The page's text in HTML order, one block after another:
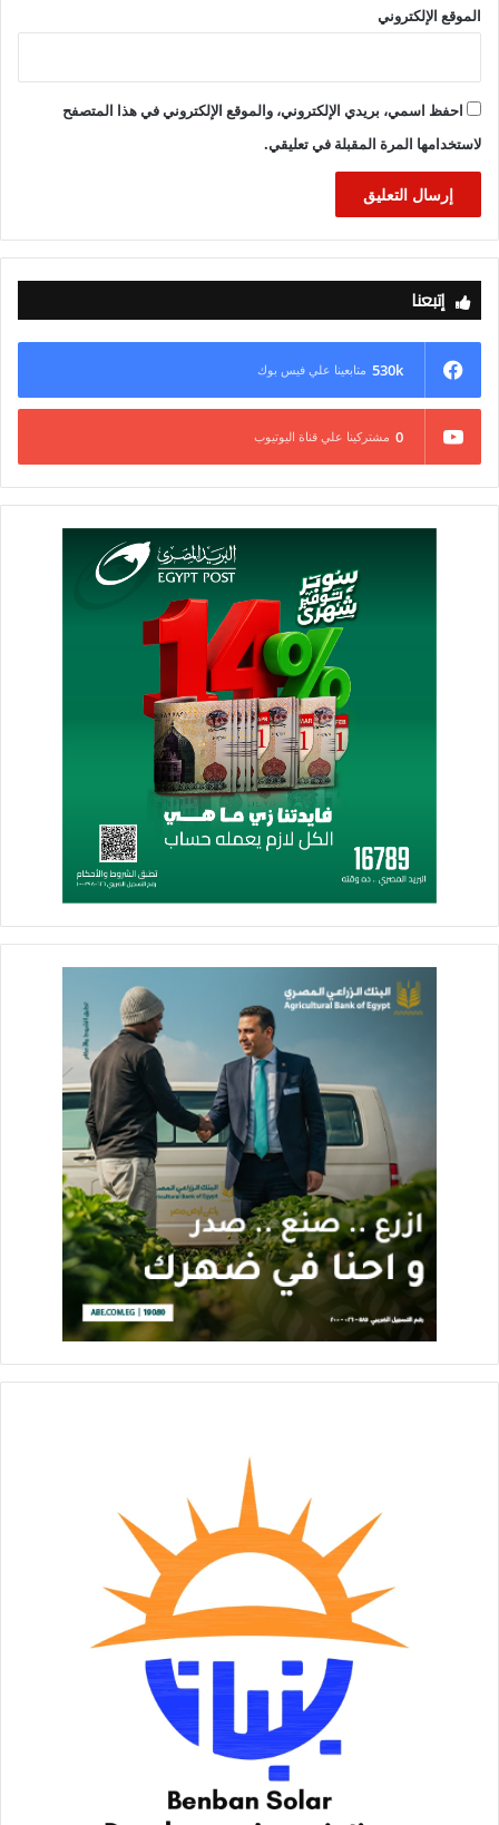
الموقع الإلكتروني
احفظ اسمي، بريدي الإلكتروني، والموقع الإلكتروني في هذا المتصفح
لاستخدامها المرة المقبلة في تعليقي.
إتبعنا
530k متابعينا علي فيس بوك
0 مشتركينا علي قناة اليوتيوب